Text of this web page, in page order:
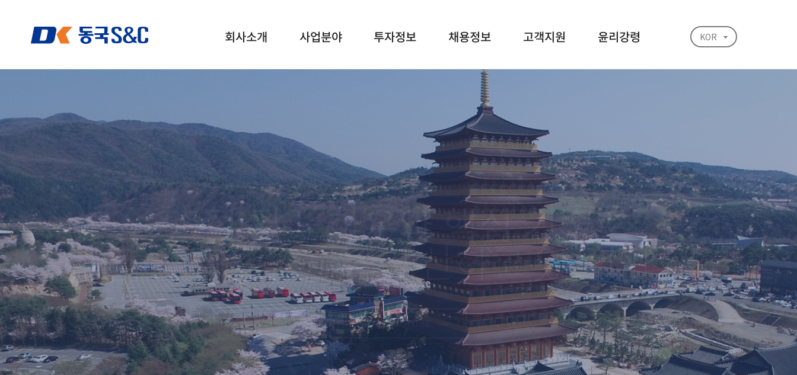
회사소개 사업분야 투자정보 채용정보 고객지원 윤리강령
KOR
JAP
회사연혁
STRUCTURE
에너지사업
건설사업
채용공고
채용절차
찾아오시는 길
처리 결과 확인
풍부한 경험을 바탕으로
예술적 가치와 자연환경까지 생각하는 기업
에너지·건설사업